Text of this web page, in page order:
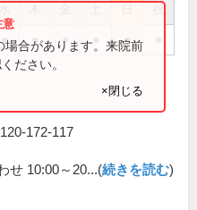
祝
● ● ● ●
場合があります。来院前
ださい。
×閉じる
172-117
せ 10:00～20...(続きを読む)